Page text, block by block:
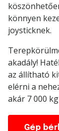
könnyen
joysticknek.
akadály!
az állítható
elérni a
akár 7 000
Gép